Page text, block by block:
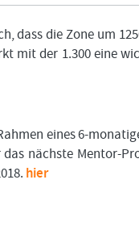
dass die Zone um
mit der 1.300 eine
eines 6-
nächste Mentor-
hier
LOGIN
User-Pakete. Bitte